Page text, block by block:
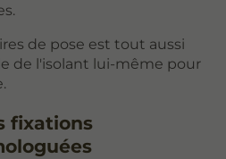
de pose est tout aussi
de l'isolant lui-même pour
fixations